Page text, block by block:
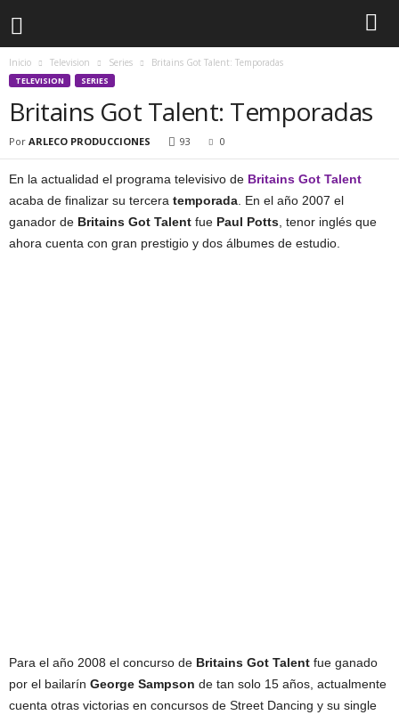
Inicio Television Series Britains Got Talent: Temporadas
TELEVISION SERIES
Britains Got Talent: Temporadas
Por ARLECO PRODUCCIONES 93 0
En la actualidad el programa televisivo de Britains Got Talent
acaba de finalizar su tercera temporada . En el año 2007 el
ganador de Britains Got Talent fue Paul Potts , tenor inglés que
ahora cuenta con gran prestigio y dos álbumes de estudio.
Para el año 2008 el concurso de Britains Got Talent fue ganado
por el bailarín George Sampson de tan solo 15 años, actualmente
cuenta otras victorias en concursos de Street Dancing y su single